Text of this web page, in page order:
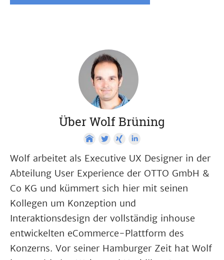
Über Wolf Brüning
Wolf arbeitet als Executive UX Designer in der
Abteilung User Experience der OTTO GmbH &
Co KG und kümmert sich hier mit seinen
Kollegen um Konzeption und
Interaktionsdesign der vollständig inhouse
entwickelten eCommerce-Plattform des
Konzerns. Vor seiner Hamburger Zeit hat Wolf